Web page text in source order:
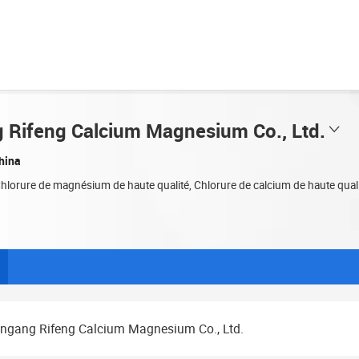
Rifeng Calcium Magnesium Co., Ltd.
de magnésium de haute qualité, Chlorure de calcium de haute
Rifeng Calcium Magnesium Co., Ltd.